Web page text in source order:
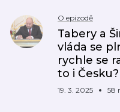
O epizodě
Tabery a
vláda se
rychle se
to i Česku?
19. 3. 2025 58